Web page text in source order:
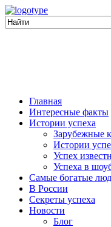
Главная
Интересные факты
Истории успеха
Зарубежные
Истории
Успех
Успеха в
Самые богатые
В России
Секреты успеха
Новости
Блог